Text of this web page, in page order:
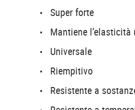
Super forte
Mantiene
Universale
Riempitivo
Resistente a